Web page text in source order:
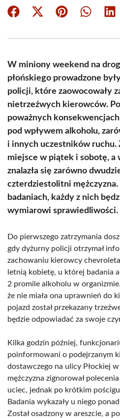
Share
Share
(Twitter)
Share Share
W miniony weekend na
płońskiego prowadzone
policji, które zaowocowały
nietrzeźwych kierowców.
poważnych
pod wpływem alkoholu,
i innych uczestników ruchu.
miejsce w piątek i sobotę, a
znalazła się zarówno
czterdziestolitni mężczyzna.
badaniach, każdy z nich
wymiarowi sprawiedliwości.
Do pierwszego zatrzymania
gdy dyżurny policji otrzymał
zachowaniu kierowcy
letnią kobietę, u której badania
2 promile alkoholu w
że nie miała ona uprawnień do
pojazd został przekazany
będzie odpowiadać za swoje
Kilka godzin później,
poinformowani o podejrzanym
dostawczego na ulicy Płockiej
mężczyzna zignorował
uciec, jednak po krótkim pościgu
Badania wykazały u niego
Został osadzony w areszcie, a